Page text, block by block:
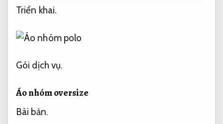
Triển khai.
Gói dịch vụ.
Áo nhóm oversize
Bài bản.